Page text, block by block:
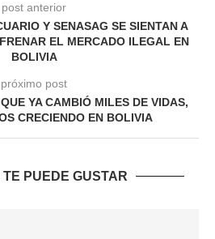
post anterior
Y SENASAG SE SIENTAN A
EL MERCADO ILEGAL EN
BOLIVIA
próximo post
YA CAMBIÓ MILES DE VIDAS,
CRECIENDO EN BOLIVIA
PUEDE GUSTAR